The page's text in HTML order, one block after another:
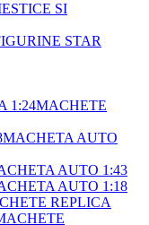
SI
STAR
MACHETE
MACHETA AUTO
AUTO 1:43
AUTO 1:18
REPLICA